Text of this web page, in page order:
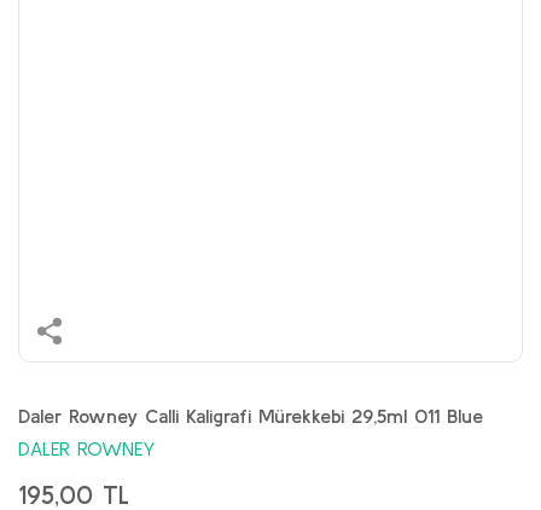
Daler Rowney Calli Kaligrafi Mürekkebi 29,5ml 011 Blue
DALER ROWNEY
195,00 TL